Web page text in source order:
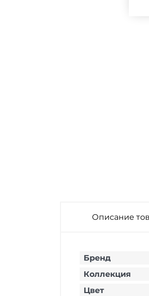
Описание
Бренд
Коллекция
Цвет